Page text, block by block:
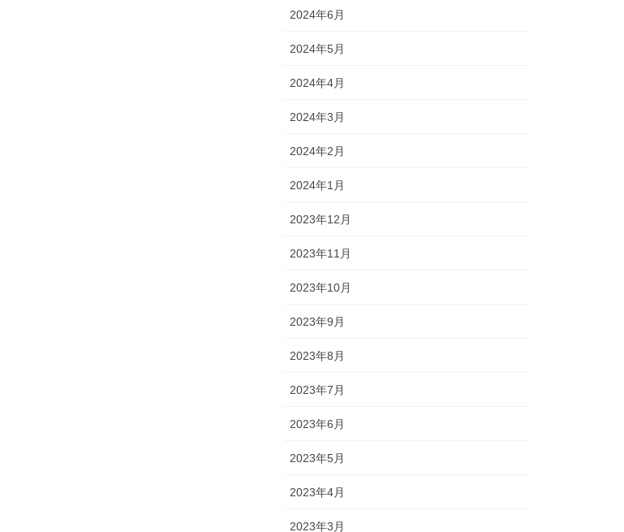
2024年6月
2024年5月
2024年4月
2024年3月
2024年2月
2024年1月
2023年12月
2023年11月
2023年10月
2023年9月
2023年8月
2023年7月
2023年6月
2023年5月
2023年4月
2023年3月